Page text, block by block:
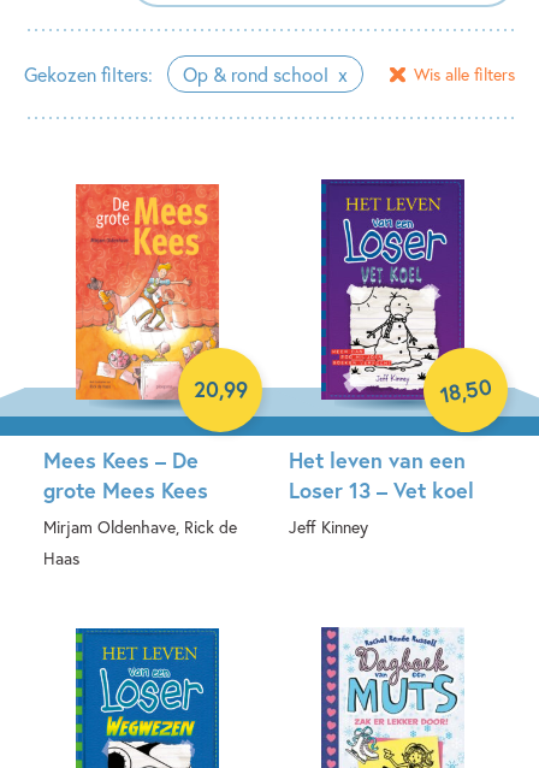
Populariteit
Verschijningsdatum
Alfabetisch (A-Z)
Prijs (oplopend)
Prijs (aflopend)
Gekozen filters: Op & rond school Wis alle filters
Mees Kees – De
grote Mees Kees
Mirjam Oldenhave, Rick de
Haas
20,99
Het leven van een
Loser 13 – Vet koel
Jeff Kinney
18,50